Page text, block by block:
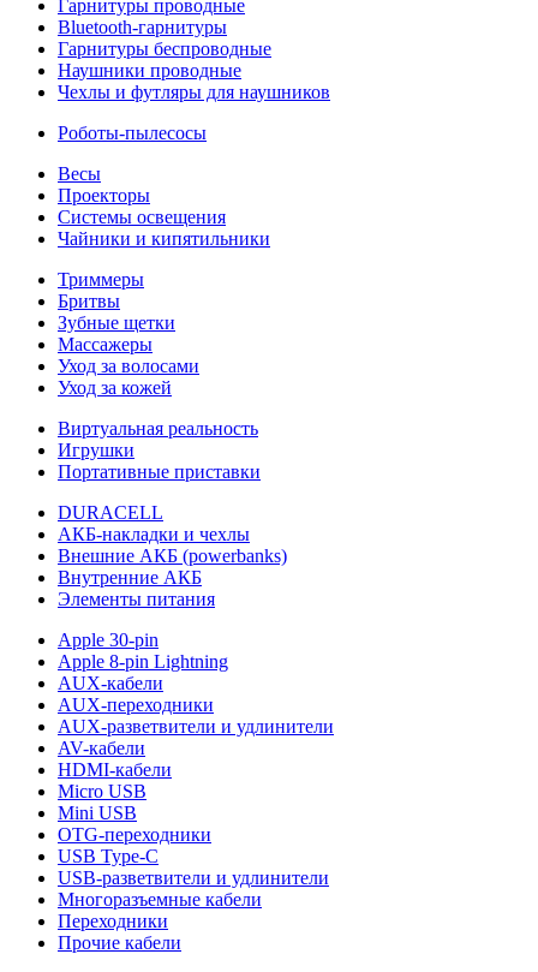
Гарнитуры проводные
Bluetooth-гарнитуры
Гарнитуры беспроводные
Наушники проводные
Чехлы и футляры для наушников
Роботы-пылесосы
Весы
Проекторы
Системы освещения
Чайники и кипятильники
Триммеры
Бритвы
Зубные щетки
Массажеры
Уход за волосами
Уход за кожей
Виртуальная реальность
Игрушки
Портативные приставки
DURACELL
АКБ-накладки и чехлы
Внешние АКБ (powerbanks)
Внутренние АКБ
Элементы питания
Apple 30-pin
Apple 8-pin Lightning
AUX-кабели
AUX-переходники
AUX-разветвители и удлинители
AV-кабели
HDMI-кабели
Micro USB
Mini USB
OTG-переходники
USB Type-C
USB-разветвители и удлинители
Многоразъемные кабели
Переходники
Прочие кабели